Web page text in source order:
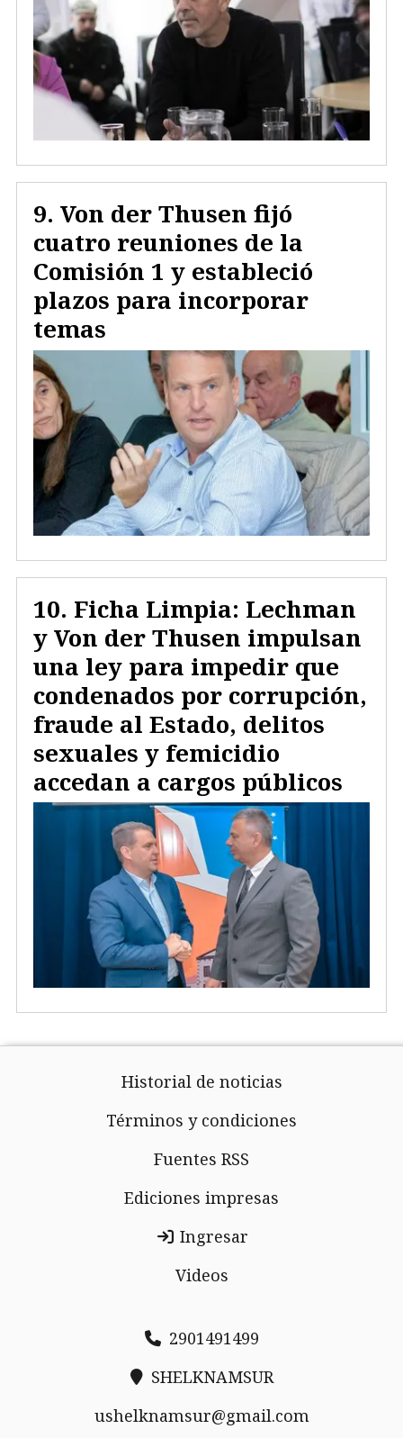
Von der Thusen fijó
cuatro reuniones de la
Comisión 1 y estableció
plazos para incorporar
temas
Ficha Limpia: Lechman
y Von der Thusen impulsan
una ley para impedir que
condenados por corrupción,
fraude al Estado, delitos
sexuales y femicidio
accedan a cargos públicos
Historial de noticias
Términos y condiciones
Fuentes RSS
Ediciones impresas
Ingresar
Videos
2901491499
SHELKNAMSUR
ushelknamsur@gmail.com